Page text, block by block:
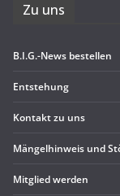
Zu uns
B.I.G.-News bestel­len
Ent­ste­hung
Kon­takt zu uns
Män­gel­hin­weis und
Mit­glied werden